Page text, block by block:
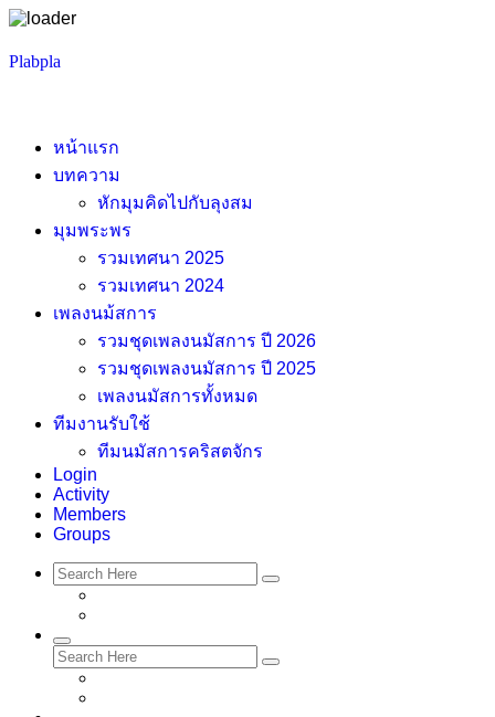
Skip
Plabpla
หน้าแรก
บทความ
หักมุมคิดไปกับลุงสม
มุมพระพร
รวมเทศนา 2025
รวมเทศนา 2024
เพลงนม้สการ
รวมชุดเพลงนมัสการ ปี 2026
รวมชุดเพลงนมัสการ ปี 2025
เพลงนมัสการทั้งหมด
ทีมงานรับใช้
ทีมนมัสการคริสตจักร
Login
Activity
Members
Groups